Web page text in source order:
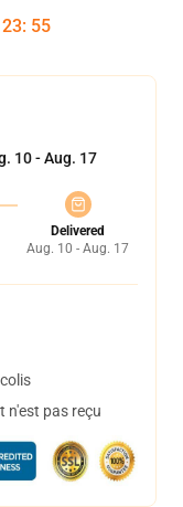
23: 54
10 - Aug. 17
Delivered
Aug. 10 - Aug. 17
n'est pas reçu